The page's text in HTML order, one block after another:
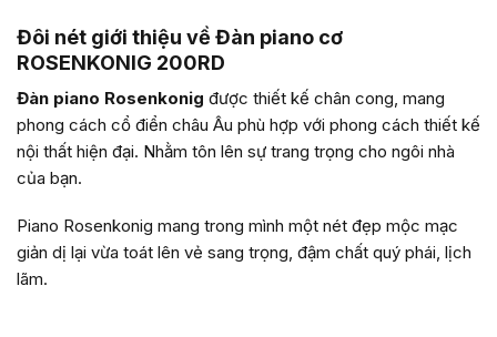
Đôi nét giới thiệu về Đàn piano cơ
ROSENKONIG 200RD
Đàn piano Rosenkonig được thiết kế chân cong, mang
phong cách cổ điển châu Âu phù hợp với phong cách thiết kế
nội thất hiện đại. Nhằm tôn lên sự trang trọng cho ngôi nhà
của bạn.
Piano Rosenkonig mang trong mình một nét đẹp mộc mạc
giản dị lại vừa toát lên vẻ sang trọng, đậm chất quý phái, lịch
lãm.